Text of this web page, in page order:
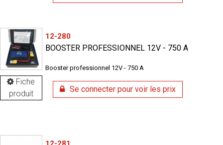
Fiche
produit
12-280
BOOSTER PROFESSIONNEL 12V - 750 A
Booster professionnel 12V - 750 A
Se connecter pour voir les prix